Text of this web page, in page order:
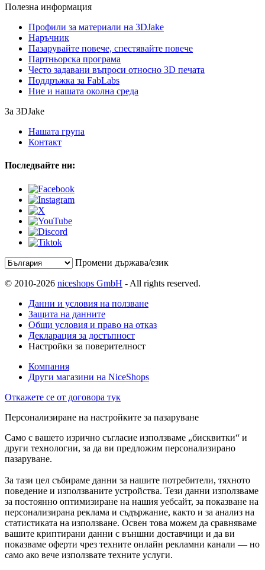
Полезна информация
Профили за материали на 3DJake
Наръчник
Пазарувайте повече, спестявайте повече
Партньорска програма
Често задавани въпроси относно 3D печата
Поддръжка за FabLabs
Ние и нашата околна среда
За 3DJake
Нашата група
Контакт
Последвайте ни:
Промени държава/език
© 2010-2026 niceshops GmbH - All rights reserved.
Данни и условия на ползване
Защита на данните
Общи условия и право на отказ
Декларация за достъпност
Настройки за поверителност
Компания
Други магазини на NiceShops
Откажете се от договора тук
Персонализиране на настройките за пазаруване
Само с вашето изрично съгласие използваме „бисквитки“ и
други технологии, за да ви предложим персонализирано
пазаруване.
За тази цел събираме данни за нашите потребители, тяхното
поведение и използваните устройства. Тези данни използваме
за постоянно оптимизиране на нашия уебсайт, за показване на
персонализирана реклама и съдържание, както и за анализ на
статистиката на използване. Освен това можем да сравняваме
вашите криптирани данни с външни доставчици и да ви
показваме оферти чрез техните онлайн рекламни канали — но
само ако вече използвате техните услуги.